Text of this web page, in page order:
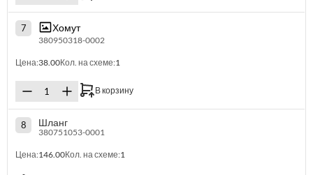
7 Хомут
380950318-0002
Цена:38.00Кол. на схеме:1
В корзину
8 Шланг
380751053-0001
Цена:146.00Кол. на схеме:1